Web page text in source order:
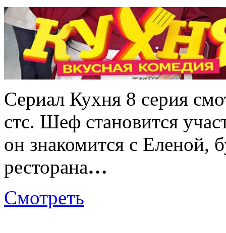
Сериал Кухня 8 серия
стс. Шеф становится
он знакомится с
ресторана…
Смотреть